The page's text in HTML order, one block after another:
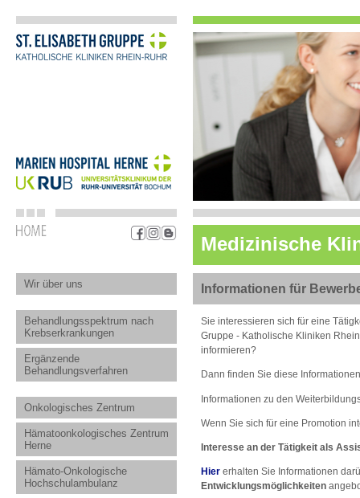
Medizinische
Wir über uns
Behandlungsspektrum nach
Krebserkrankungen
Ergänzende
Behandlungsverfahren
Onkologisches Zentrum
Hämatoonkologisches Zentrum
Herne
Hämato-Onkologische
Hochschulambulanz
Informationen für
Sie interessieren sich für eine
Gruppe - Katholische Kliniken
informieren?
Dann finden Sie diese
Informationen zu den
Wenn Sie sich für eine Promotion
Interesse an der Tätigkeit als
Hier erhalten Sie Informationen
Entwicklungsmöglichkeiten